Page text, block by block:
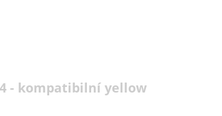
- kompatibilní yellow